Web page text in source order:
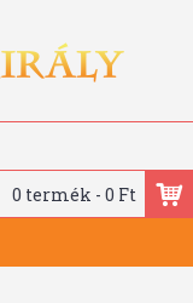
0 termék - 0 Ft